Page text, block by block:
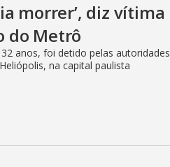
morrer’, diz vítima
do Metrô
anos, foi detido pelas autoridades
na capital paulista